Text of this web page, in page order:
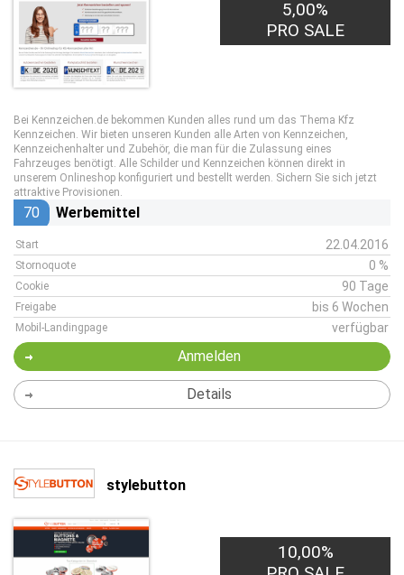
5,00%
PRO SALE
Bei Kennzeichen.de bekommen Kunden alles rund um das Thema Kfz
Kennzeichen. Wir bieten unseren Kunden alle Arten von Kennzeichen,
Kennzeichenhalter und Zubehör, die man für die Zulassung eines
Fahrzeuges benötigt. Alle Schilder und Kennzeichen können direkt in
unserem Onlineshop konfiguriert und bestellt werden. Sichern Sie sich jetzt
attraktive Provisionen.
70 Werbemittel
Start 22.04.2016
Stornoquote 0 %
Cookie 90 Tage
Freigabe bis 6 Wochen
Mobil-Landingpage verfügbar
Anmelden
Details
stylebutton
10,00%